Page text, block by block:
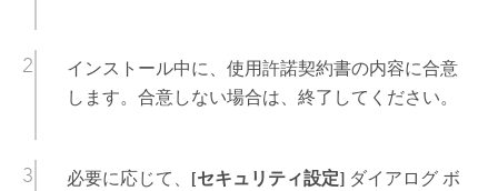
インストール中に、使用許諾契約書の内容に合意
します。合意しない場合は、終了してください。
必要に応じて、 [セキュリティ設定]ダイアログ ボ